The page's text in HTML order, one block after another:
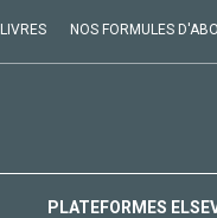
LIVRES NOS FORMULES
PLATEFORMES